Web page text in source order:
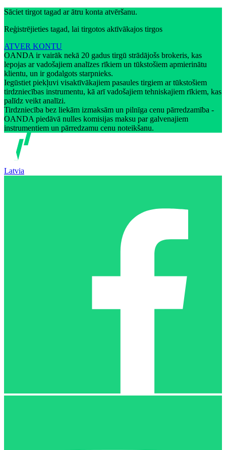
Sāciet tirgot tagad ar ātru konta atvēršanu.
Reģistrējieties tagad, lai tirgotos aktīvākajos tirgos
ATVER KONTU
OANDA ir vairāk nekā 20 gadus tirgū strādājošs brokeris, kas
lepojas ar vadošajiem analīzes rīkiem un tūkstošiem apmierinātu
klientu, un ir godalgots starpnieks.
Iegūstiet piekļuvi visaktīvākajiem pasaules tirgiem ar tūkstošiem
tirdzniecības instrumentu, kā arī vadošajiem tehniskajiem rīkiem, kas
palīdz veikt analīzi.
Tirdzniecība bez liekām izmaksām un pilnīga cenu pārredzamība -
OANDA piedāvā nulles komisijas maksu par galvenajiem
instrumentiem un pārredzamu cenu noteikšanu.
Latvia